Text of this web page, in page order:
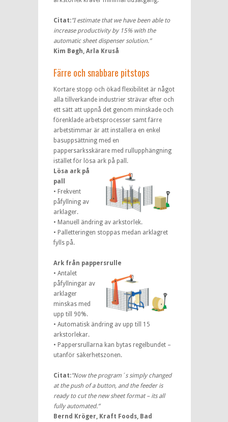
Citat:”I estimate that we have been able to
increase productivity by 15% with the
automatic sheet dispenser solution.”
Kim Bøgh, Arla Kruså
Färre och snabbare pitstops
Kortare stopp och ökad flexibilitet är något
alla tillverkande industrier strävar efter och
ett sätt att uppnå det genom minskade och
förenklade arbetsprocesser samt färre
arbetstimmar är att installera en enkel
basuppsättning med en
pappersarksskärare med rullupphängning
istället för lösa ark på pall.
Lösa ark på
pall
• Frekvent
påfyllning av
arklager.
• Manuell ändring av arkstorlek.
• Palletteringen stoppas medan arklagret
fylls på.
Ark från pappersrulle
• Antalet
påfyllningar av
arklager
minskas med
upp till 90%.
• Automatisk ändring av upp till 15
arkstorlekar.
• Pappersrullarna kan bytas regelbundet –
utanför säkerhetszonen.
Citat:”Now the program´s simply changed
at the push of a button, and the feeder is
ready to cut the new sheet format – its all
fully automated.”
Bernd Kröger, Kraft Foods, Bad